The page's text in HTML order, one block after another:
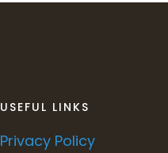
USEFUL LINKS
Privacy Policy